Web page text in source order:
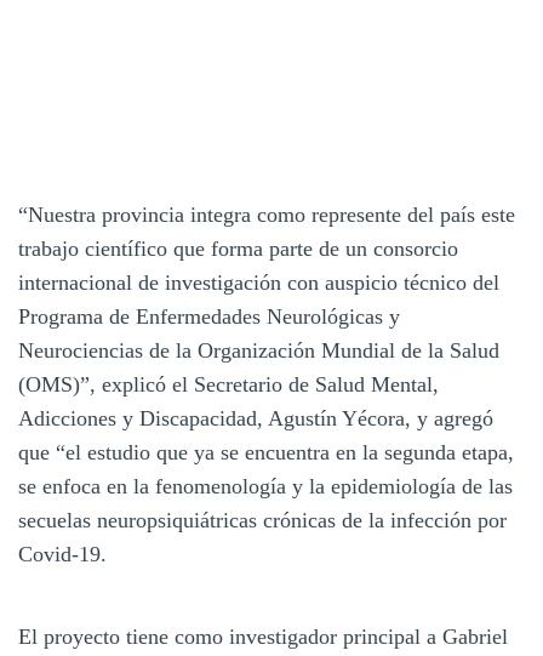
“Nuestra provincia integra como represente del país este
trabajo científico que forma parte de un consorcio
internacional de investigación con auspicio técnico del
Programa de Enfermedades Neurológicas y
Neurociencias de la Organización Mundial de la Salud
(OMS)”, explicó el Secretario de Salud Mental,
Adicciones y Discapacidad, Agustín Yécora, y agregó
que “el estudio que ya se encuentra en la segunda etapa,
se enfoca en la fenomenología y la epidemiología de las
secuelas neuropsiquiátricas crónicas de la infección por
Covid-19.
El proyecto tiene como investigador principal a Gabriel